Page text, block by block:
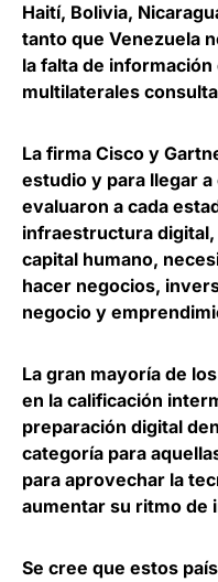
Haití, Bolivia,
tanto que Venezuela
la falta de
multilaterales
La firma Cisco y
estudio y para llegar
evaluaron a cada
infraestructura
capital humano,
hacer negocios,
negocio y
La gran mayoría de
en la calificación
preparación digital
categoría para
para aprovechar la
aumentar su ritmo de
Se cree que estos